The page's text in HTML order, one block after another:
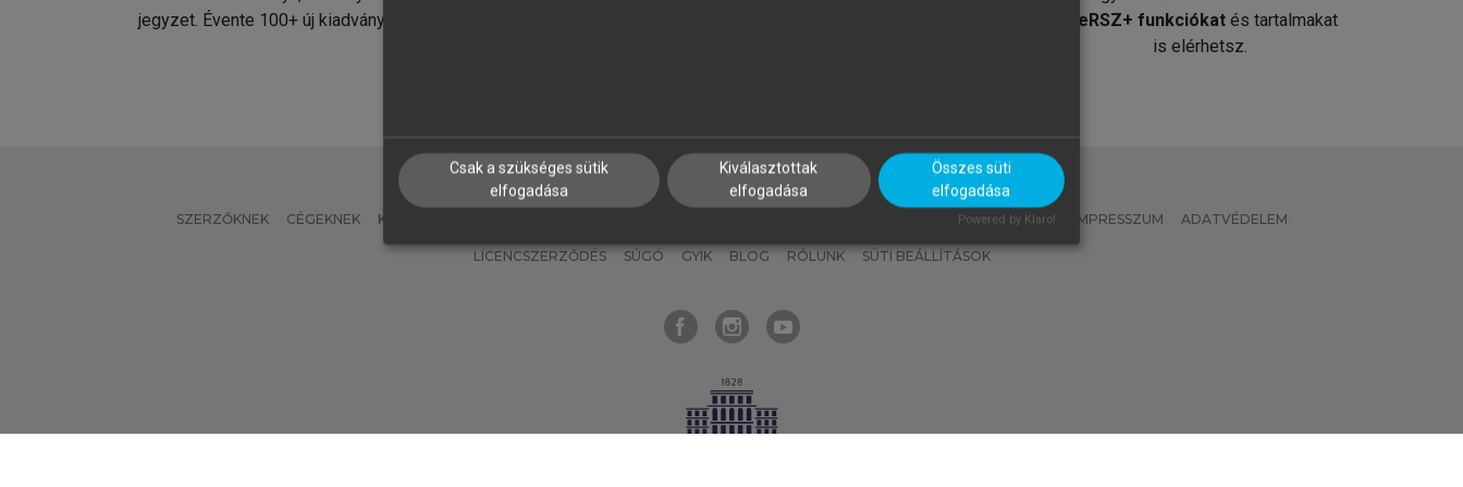
jegyzet. Évente 100+ új kiadvány.
MeRSZ+ funkciókat és tartalmakat
is elérhetsz.
SZERZŐKNEK CÉGEKNEK KÖNYVTÁROSOKNAK MI – ÁLTALÁNOS IRÁNYELVEK IMPRESSZUM ADATVÉDELEM
LICENCSZERZŐDÉS SÚGÓ GYIK BLOG RÓLUNK SÜTI BEÁLLÍTÁSOK
Csak a szükséges sütik
elfogadása
Kiválasztottak
elfogadása
Összes süti
elfogadása
Powered by Klaro!